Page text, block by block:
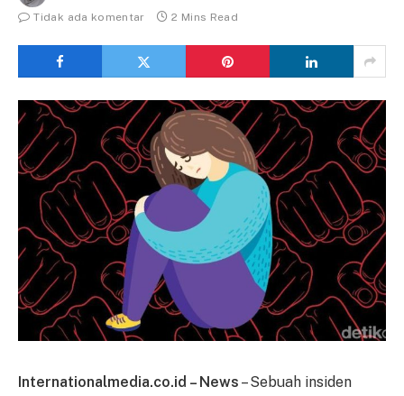
Tidak ada komentar
2 Mins Read
Internationalmedia.co.id – News – Sebuah insiden